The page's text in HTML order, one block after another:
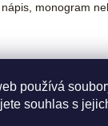
používá
souhlas s
monogram